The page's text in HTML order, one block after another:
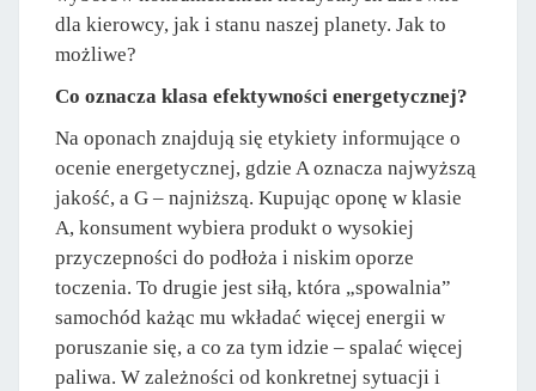
dla kierowcy, jak i stanu naszej planety. Jak to
możliwe?
Co oznacza klasa efektywności energetycznej?
Na oponach znajdują się etykiety informujące o
ocenie energetycznej, gdzie A oznacza najwyższą
jakość, a G – najniższą. Kupując oponę w klasie
A, konsument wybiera produkt o wysokiej
przyczepności do podłoża i niskim oporze
toczenia. To drugie jest siłą, która „spowalnia”
samochód każąc mu wkładać więcej energii w
poruszanie się, a co za tym idzie – spalać więcej
paliwa. W zależności od konkretnej sytuacji i